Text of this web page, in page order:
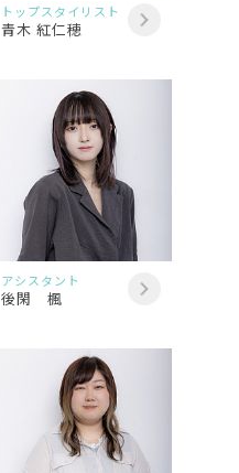
トップスタイリスト
青木 紅仁穂
アシスタント
後閑 楓